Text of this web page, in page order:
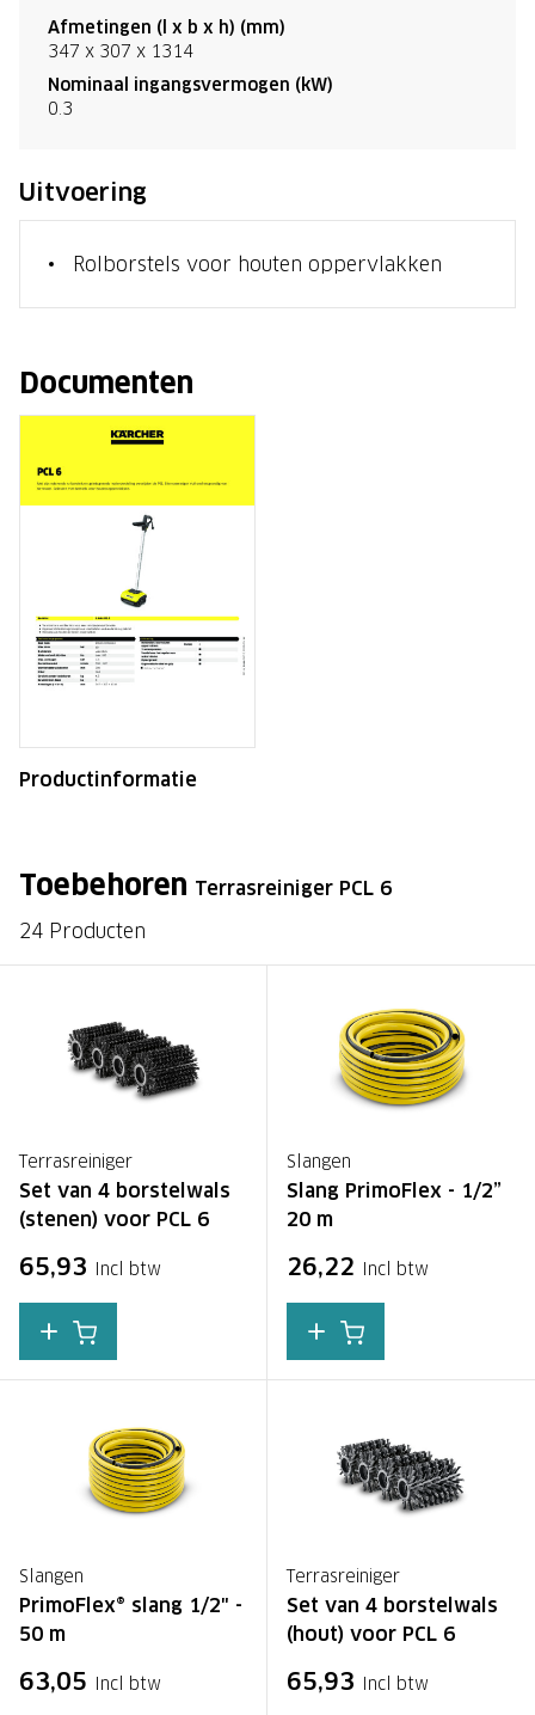
Afmetingen (l x b x h) (mm)
347 x 307 x 1314
Nominaal ingangsvermogen (kW)
0.3
Uitvoering
Rolborstels voor houten oppervlakken
Documenten
Productinformatie
Toebehoren Terrasreiniger PCL 6
24 Producten
Terrasreiniger
Set van 4 borstelwals
(stenen) voor PCL 6
65,93 Incl btw
Slangen
Slang PrimoFlex - 1/2”
20 m
26,22 Incl btw
Slangen
PrimoFlex® slang 1/2" -
50 m
63,05 Incl btw
Terrasreiniger
Set van 4 borstelwals
(hout) voor PCL 6
65,93 Incl btw